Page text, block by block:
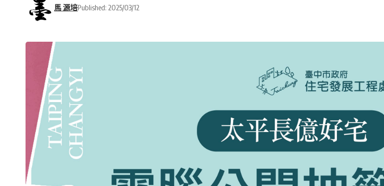
馬 源培Published: 2025/03/12